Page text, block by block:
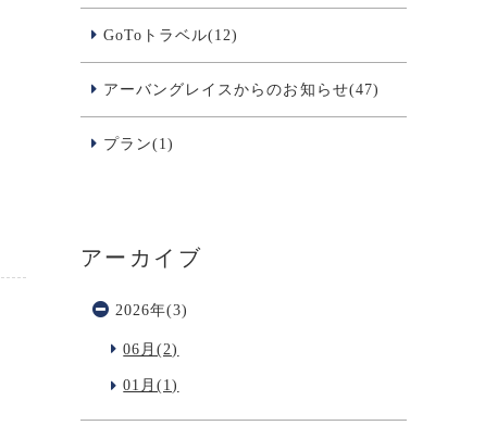
GoToトラベル(12)
アーバングレイスからのお知らせ(47)
プラン(1)
アーカイブ
2026年(3)
06月(2)
01月(1)